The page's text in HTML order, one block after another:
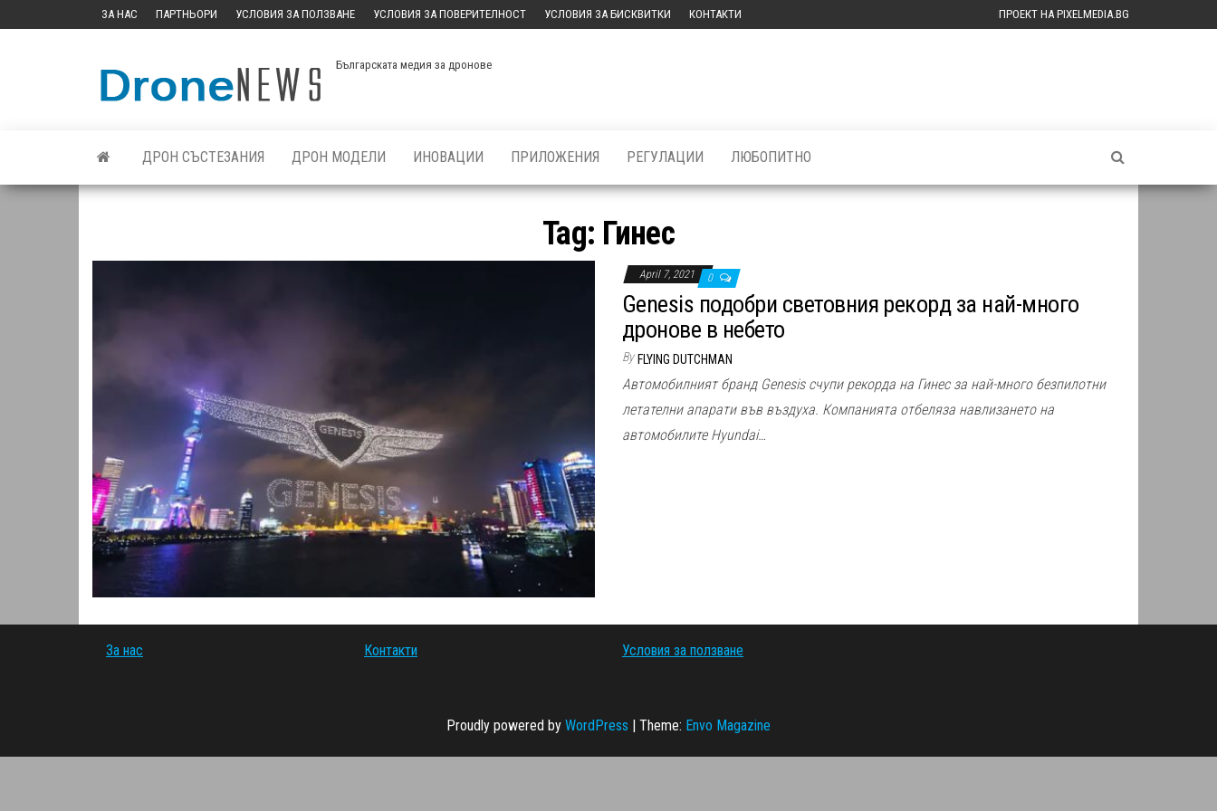
ЗА НАС ПАРТНЬОРИ УСЛОВИЯ ЗА ПОЛЗВАНЕ УСЛОВИЯ ЗА ПОВЕРИТЕЛНОСТ УСЛОВИЯ ЗА БИСКВИТКИ КОНТАКТИ ПРОЕКТ НА PIXELMEDIA.BG
Българската медия за дронове
ДРОН СЪСТЕЗАНИЯ ДРОН МОДЕЛИ ИНОВАЦИИ ПРИЛОЖЕНИЯ РЕГУЛАЦИИ ЛЮБОПИТНО
Tag: Гинес
April 7, 2021 0
Genesis подобри световния рекорд за най-много
дронове в небето
By FLYING DUTCHMAN
Автомобилният бранд Genesis счупи рекорда на Гинес за най-много безпилотни
летателни апарати във въздуха. Компанията отбеляза навлизането на
автомобилите Hyundai…
За нас Контакти Условия за ползване
Proudly powered by WordPress | Theme: Envo Magazine